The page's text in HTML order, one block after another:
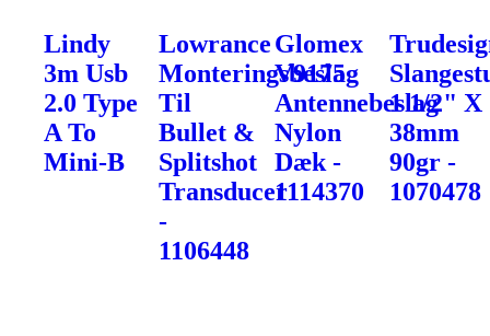
Lindy
3m Usb
2.0 Type
A To
Mini-B
Lowrance
Monteringsbeslag
Til
Bullet &
Splitshot
Transducer
-
1106448
Glomex
V9175
Antennebeslag
Nylon
Dæk -
1114370
1 1/2" X
38mm
90gr -
1070478